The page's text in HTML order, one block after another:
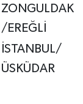
ZONGULDAK
/EREĞLİ
İSTANBUL/
ÜSKÜDAR